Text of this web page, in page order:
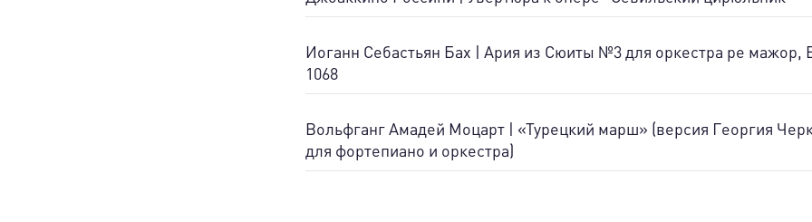
Иоганн Себастьян Бах | Ария из Сюиты №3 для оркестра ре мажор,
1068
Вольфганг Амадей Моцарт | «Турецкий марш» (версия Георгия
для фортепиано и оркестра)